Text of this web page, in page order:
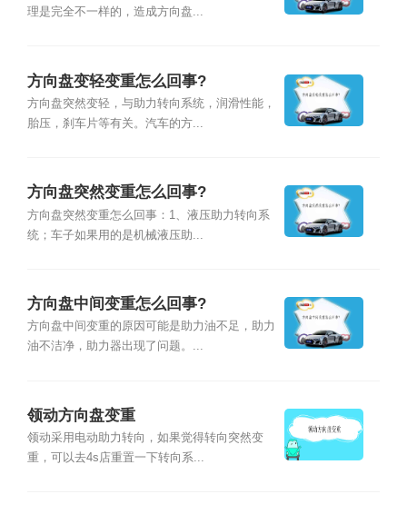
理是完全不一样的，造成方向盘...
方向盘变轻变重怎么回事?
方向盘突然变轻，与助力转向系统，润滑性能，
胎压，刹车片等有关。汽车的方...
方向盘突然变重怎么回事?
方向盘突然变重怎么回事：1、液压助力转向系
统；车子如果用的是机械液压助...
方向盘中间变重怎么回事?
方向盘中间变重的原因可能是助力油不足，助力
油不洁净，助力器出现了问题。...
领动方向盘变重
领动采用电动助力转向，如果觉得转向突然变
重，可以去4s店重置一下转向系...